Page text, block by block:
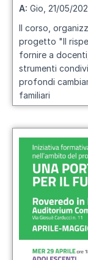
A: Gio, 21/05/
Il corso,
progetto "Il
fornire a
strumenti
profondi
familiari